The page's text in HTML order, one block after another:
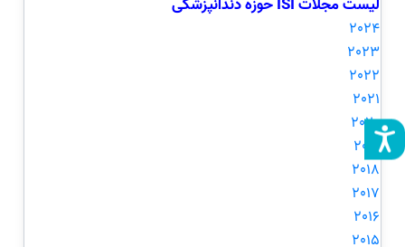
2024
2023
2022
2021
2020
2019
2018
2017
2016
2015